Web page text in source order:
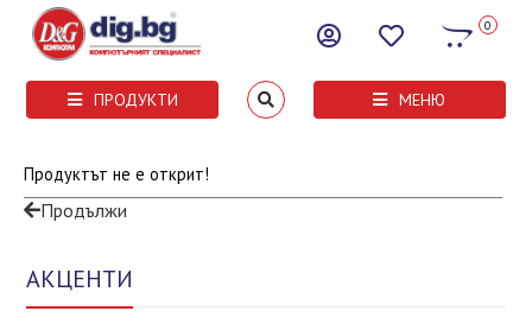
0
ПРОДУКТИ МЕНЮ
Продуктът не е открит!
Продължи
АКЦЕНТИ